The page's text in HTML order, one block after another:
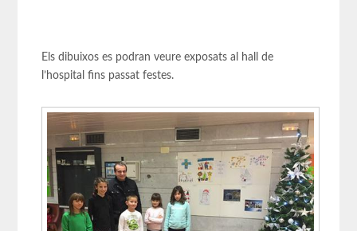
Els dibuixos es podran veure exposats al hall de
l’hospital fins passat festes.